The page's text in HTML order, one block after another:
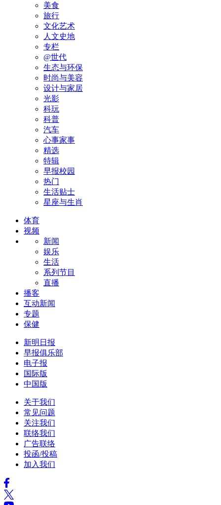
美食
旅行
文化艺术
人文史地
专栏
@世代
生态与环保
时尚与美容
设计与家居
光影
科玩
科普
汽车
心事家事
精选
特辑
早报校园
热门
生活贴士
星座与生肖
体育
视频
新闻
娱乐
生活
系列节目
直播
播客
互动新闻
专题
保健
新明日报
早报俱乐部
电子报
国际版
中国版
关于我们
常见问题
关注我们
联络我们
广告联络
投函/投稿
加入我们